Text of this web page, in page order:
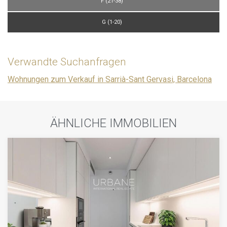
G (1-20)
Verwandte Suchanfragen
Wohnungen zum Verkauf in Sarrià-Sant Gervasi, Barcelona
ÄHNLICHE IMMOBILIEN